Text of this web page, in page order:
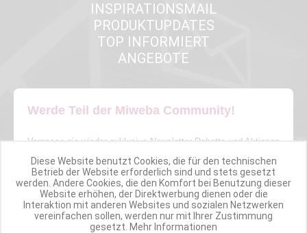
INSPIRATIONSMAIL
PRODUKTUPDATES
TOP INFORMIERT
ANGEBOTE
Werde Teil der Miweba Community!
Verpasse nie wieder exklusive Newsletter-Rabatte und Aktionen
E-MAIL*
Anmelden
Diese Website benutzt Cookies, die für den technischen
Betrieb der Website erforderlich sind und stets gesetzt
werden. Andere Cookies, die den Komfort bei Benutzung dieser
Website erhöhen, der Direktwerbung dienen oder die
Interaktion mit anderen Websites und sozialen Netzwerken
vereinfachen sollen, werden nur mit Ihrer Zustimmung
gesetzt. Mehr Informationen